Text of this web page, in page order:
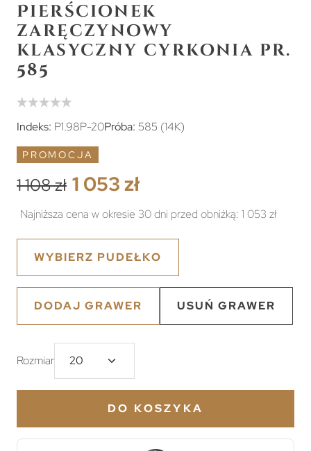
Pierścionek
zaręczynowy
klasyczny cyrkonia pr.
585
Indeks: P1.98P-20Próba: 585 (14K)
PROMOCJA
1 108 zł 1 053 zł
Najniższa cena w okresie 30 dni przed obniżką: 1 053 zł
WYBIERZ PUDEŁKO
DODAJ GRAWER USUŃ GRAWER
Rozmiar
DO KOSZYKA